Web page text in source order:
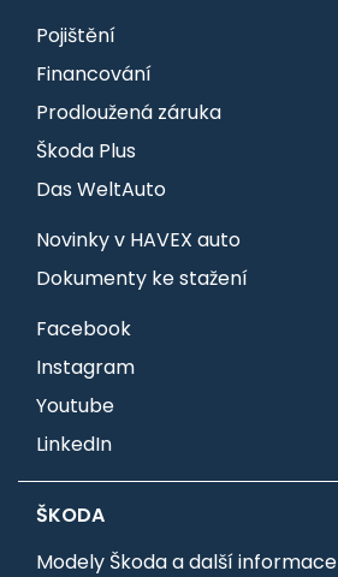
Pojištění
Financování
Prodloužená záruka
Škoda Plus
Das WeltAuto
Novinky v HAVEX auto
Dokumenty ke stažení
Facebook
Instagram
Youtube
LinkedIn
ŠKODA
Modely Škoda a další informace